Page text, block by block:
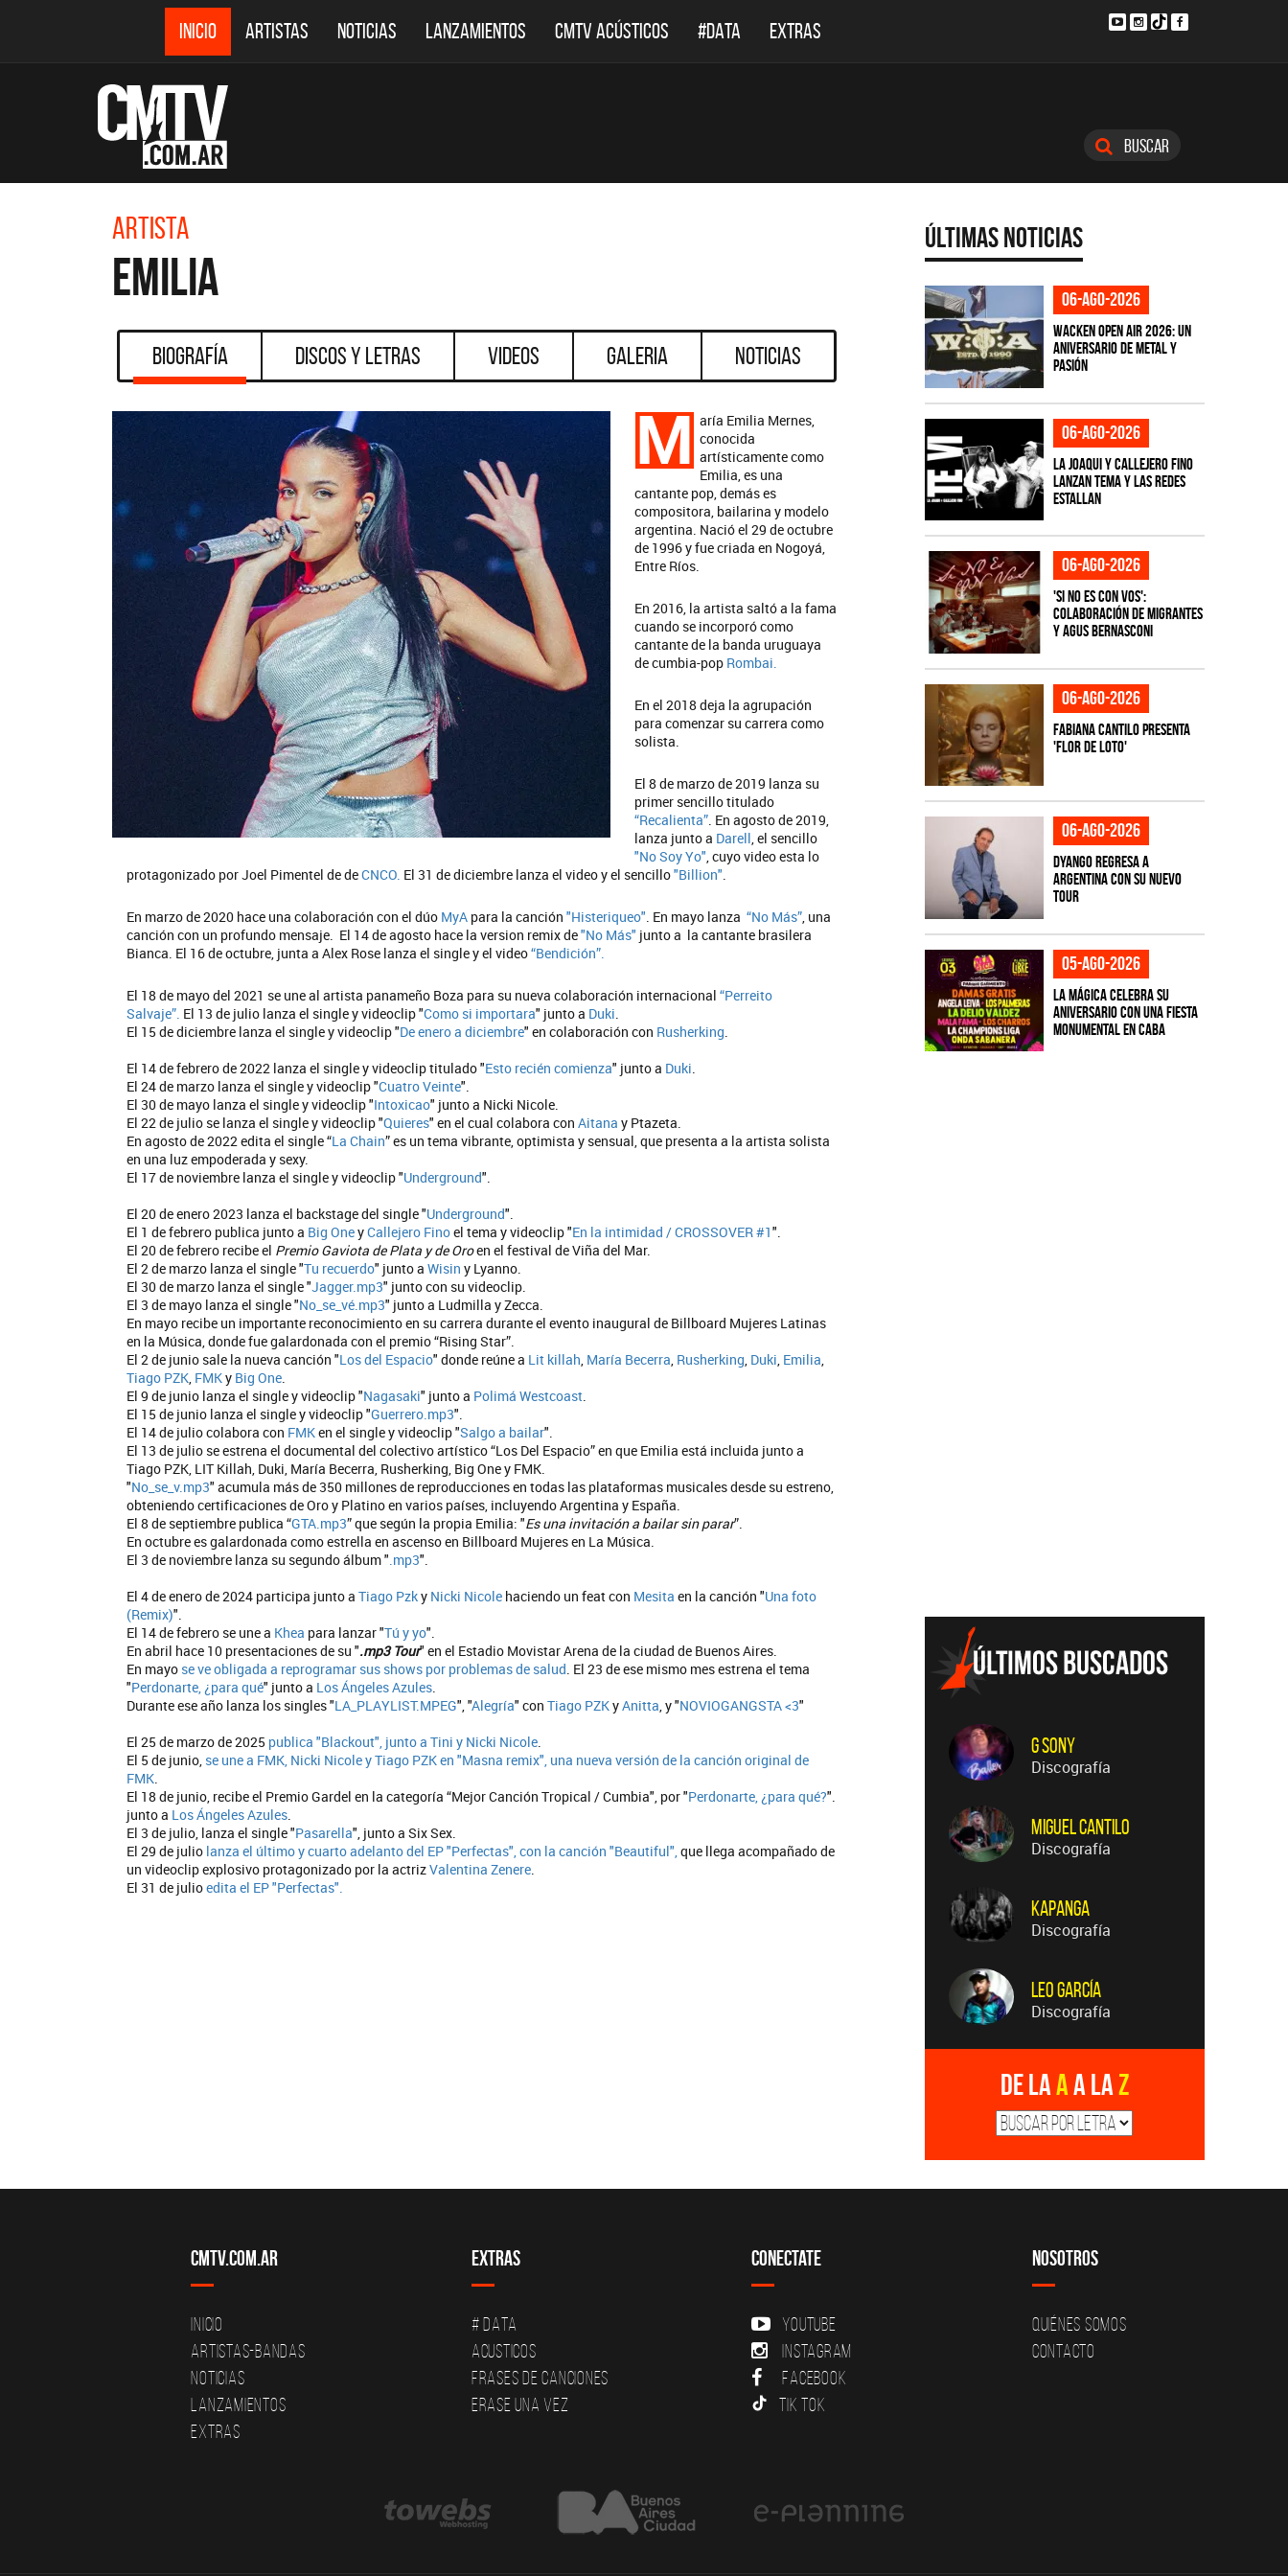
INICIO ARTISTAS NOTICIAS LANZAMIENTOS CMTV ACÚSTICOS #DATA EXTRAS
Buscar
Artista
Emilia
Biografía Discos y Letras Videos Galeria Noticias
M aría Emilia Mernes,
conocida
artísticamente como
Emilia, es una
cantante pop, demás es
compositora, bailarina y modelo
argentina. Nació el 29 de octubre
de 1996 y fue criada en Nogoyá,
Entre Ríos.
En 2016, la artista saltó a la fama
cuando se incorporó como
cantante de la banda uruguaya
de cumbia-pop Rombai.
En el 2018 deja la agrupación
para comenzar su carrera como
solista.
El 8 de marzo de 2019 lanza su
primer sencillo titulado
“Recalienta”. En agosto de 2019,
lanza junto a Darell, el sencillo
"No Soy Yo", cuyo video esta lo
protagonizado por Joel Pimentel de deCNCO. El 31 de diciembre lanza el video y el sencillo"Billion".
En marzo de 2020 hace una colaboración con el dúo MyA para la canción "Histeriqueo". En mayo lanza “No Más”, una
canción con un profundo mensaje. El 14 de agosto hace la version remix de"No Más" junto a la cantante brasilera
Bianca. El 16 de octubre, junta a Alex Rose lanza el single y el video“Bendición”.
El 18 de mayo del 2021 se une al artista panameño Boza para su nueva colaboración internacional “Perreito
Salvaje”. El 13 de julio lanza el single y videoclip "Como si importara" junto a Duki.
El 15 de diciembre lanza el single y videoclip "De enero a diciembre" en colaboración con Rusherking.
El 14 de febrero de 2022 lanza el single y videoclip titulado "Esto recién comienza" junto a Duki.
El 24 de marzo lanza el single y videoclip "Cuatro Veinte".
El 30 de mayo lanza el single y videoclip "Intoxicao" junto a Nicki Nicole.
El 22 de julio se lanza el single y videoclip "Quieres" en el cual colabora con Aitana y Ptazeta.
En agosto de 2022 edita el single “La Chain” es un tema vibrante, optimista y sensual, que presenta a la artista solista
en una luz empoderada y sexy.
El 17 de noviembre lanza el single y videoclip "Underground".
El 20 de enero 2023 lanza el backstage del single "Underground".
El 1 de febrero publica junto a Big OneyCallejero Finoel tema y videoclip "En la intimidad / CROSSOVER #1".
El 20 de febrero recibe el Premio Gaviota de Plata y de Oroen el festival de Viña del Mar.
El 2 de marzo lanza el single "Tu recuerdo" junto a Wisin y Lyanno.
El 30 de marzo lanza el single "Jagger.mp3" junto con su videoclip.
El 3 de mayo lanza el single "No_se_vé.mp3" junto a Ludmilla y Zecca.
En mayo recibe un importante reconocimiento en su carrera durante el evento inaugural de Billboard Mujeres Latinas
en la Música, donde fue galardonada con el premio “Rising Star”.
El 2 de junio sale la nueva canción "Los del Espacio" donde reúne a Lit killah, María Becerra, Rusherking, Duki, Emilia,
Tiago PZK, FMKy Big One.
El 9 de junio lanza el single y videoclip "Nagasaki" junto a Polimá Westcoast.
El 15 de junio lanza el single y videoclip "Guerrero.mp3".
El 14 de julio colabora con FMKen el single y videoclip "Salgo a bailar".
El 13 de julio se estrena el documental del colectivo artístico “Los Del Espacio” en que Emilia está incluida junto a
Tiago PZK, LIT Killah, Duki, María Becerra, Rusherking, Big One y FMK.
"No_se_v.mp3" acumula más de 350 millones de reproducciones en todas las plataformas musicales desde su estreno,
obteniendo certificaciones de Oro y Platino en varios países, incluyendo Argentina y España.
El 8 de septiembre publica “GTA.mp3” que según la propia Emilia: "Es una invitación a bailar sin parar”.
En octubre es galardonada como estrella en ascenso en Billboard Mujeres en La Música.
El 3 de noviembre lanza su segundo álbum ".mp3".
El 4 de enero de 2024 participa junto a Tiago Pzky Nicki Nicole haciendo un feat con Mesita en la canción "Una foto
(Remix)".
El 14 de febrero se une a Khea para lanzar "Tú y yo".
En abril hace 10 presentaciones de su ".mp3 Tour" en el Estadio Movistar Arena de la ciudad de Buenos Aires.
En mayo se ve obligada a reprogramar sus shows por problemas de salud. El 23 de ese mismo mes estrena el tema
"Perdonarte, ¿para qué" junto a Los Ángeles Azules.
Durante ese año lanza los singles "LA_PLAYLIST.MPEG", "Alegría" con Tiago PZKyAnitta, y "NOVIOGANGSTA <3"
El 25 de marzo de 2025 publica "Blackout", junto a Tini y Nicki Nicole.
El 5 de junio, se une a FMK, Nicki Nicole y Tiago PZK en "Masna remix", una nueva versión de la canción original de
FMK.
El 18 de junio, recibe el Premio Gardel en la categoría “Mejor Canción Tropical / Cumbia", por "Perdonarte, ¿para qué?".
junto a Los Ángeles Azules.
El 3 de julio, lanza el single "Pasarella", junto a Six Sex.
El 29 de julio lanza el último y cuarto adelanto del EP "Perfectas", con la canción "Beautiful",que llega acompañado de
un videoclip explosivo protagonizado por la actrizValentina Zenere.
El 31 de julioedita el EP "Perfectas".
Últimas Noticias
06-ago-2026
Wacken Open Air 2026: Un
aniversario de metal y
pasión
06-ago-2026
La Joaqui y Callejero Fino
lanzan tema y las redes
estallan
06-ago-2026
'Si No Es Con Vos':
colaboración de Migrantes
y Agus Bernasconi
06-ago-2026
Fabiana Cantilo presenta
'Flor de Loto'
06-ago-2026
Dyango regresa a
Argentina con su nuevo
tour
05-ago-2026
La Mágica celebra su
aniversario con una fiesta
monumental en CABA
G Sony
Discografía
Miguel Cantilo
Discografía
Kapanga
Discografía
Leo García
Discografía
De laAa laZ
CMTV.com.ar
Inicio
Artistas-Bandas
Noticias
Lanzamientos
Extras
Extras
# DATA
Acusticos
Frases de canciones
Erase una vez
Conectate
YouTube
Instagram
Facebook
Tik Tok
Nosotros
Quiénes Somos
Contacto